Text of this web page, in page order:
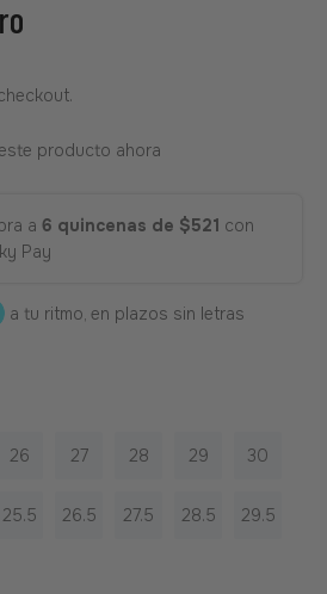
producto ahora
a 6 quincenas de $521 con
Pay
26 27 28 29 30
25.5 26.5 27.5 28.5 29.5